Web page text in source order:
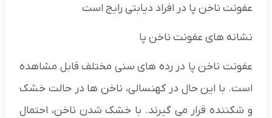
عفونت ناخن پا در افراد دیابتی رایج است
نشانه های عفونت ناخن پا
عفونت ناخن پا در رده های سنی مختلف قابل مشاهده
است. با این حال در کهنسالی، ناخن ها در حالت خشک
و شکننده قرار می گیرند. با خشک شدن ناخن، احتمال